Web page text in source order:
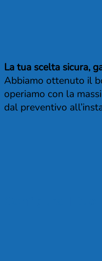
La tua scelta sicura,
Abbiamo ottenuto il
operiamo con la
dal preventivo